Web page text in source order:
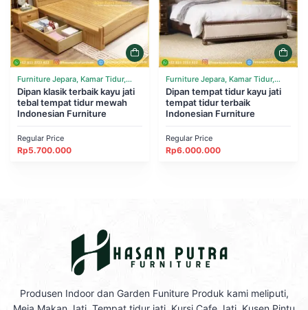
Furniture Jepara, Kamar Tidur,
Tempat Tidur
Dipan klasik terbaik kayu jati
tebal tempat tidur mewah
Indonesian Furniture
Regular Price
Rp5.700.000
Furniture Jepara, Kamar Tidur,
Tempat Tidur
Dipan tempat tidur kayu jati
tempat tidur terbaik
Indonesian Furniture
Regular Price
Rp6.000.000
Produsen Indoor dan Garden Funiture Produk kami meliputi,